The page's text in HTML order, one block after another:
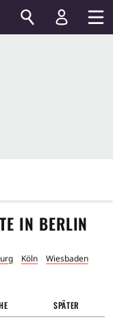
IN BERLIN
Köln
Wiesbaden
SPÄTER